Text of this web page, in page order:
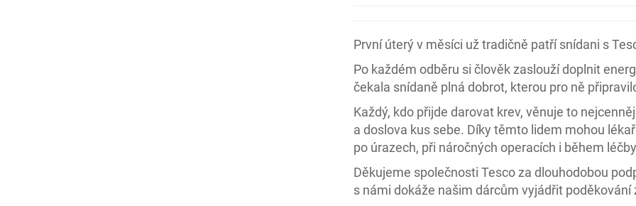
První úterý v měsíci už tradičně patří snídani s
Po každém odběru si člověk zaslouží doplnit
čekala snídaně plná dobrot, kterou pro ně
Každý, kdo přijde darovat krev, věnuje to
a doslova kus sebe. Díky těmto lidem mohou
po úrazech, při náročných operacích i během
Děkujeme společnosti Tesco za dlouhodobou
s námi dokáže našim dárcům vyjádřit